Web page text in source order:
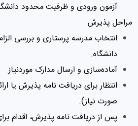
آزمون ورودی و ظرفیت محدود
مراحل پذیرش
انتخاب مدرسه پرستاری و بررسی
دانشگاه.
آماده‌سازی و ارسال مدارک موردنیاز.
انتظار برای دریافت نامه پذیرش یا
صورت نیاز).
پس از دریافت نامه پذیرش، اقدام